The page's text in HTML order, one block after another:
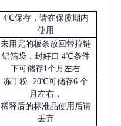
4℃保存，请在保质期内
使用
未用完的板条放回带拉链
铝箔袋，封好口 4℃条件
下可储存1个月左右
冻干粉 -20℃可储存6 个
月左右，
稀释后的标准品使用后请
丢弃